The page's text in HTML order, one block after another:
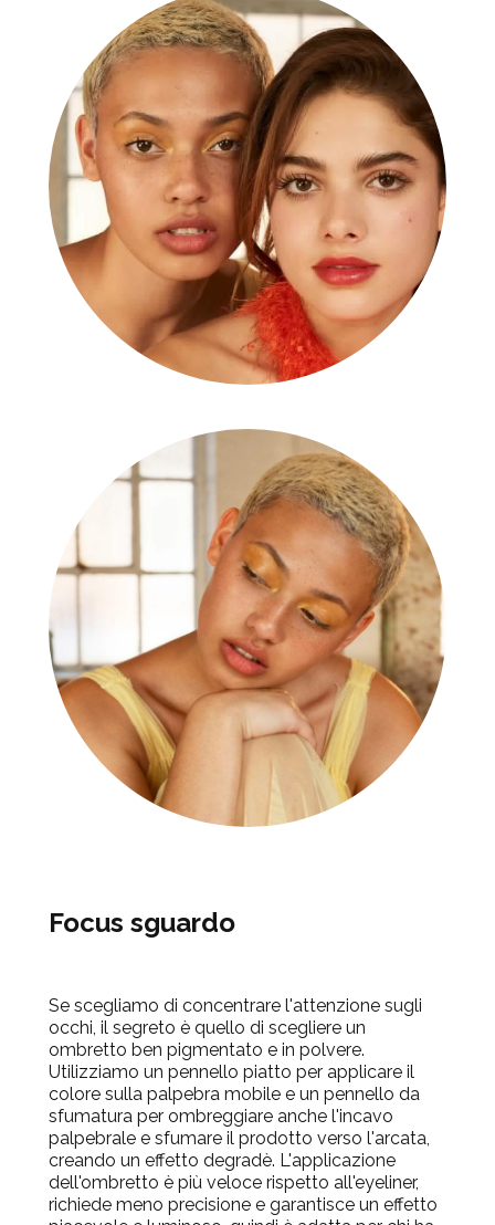
Focus sguardo
Se scegliamo di concentrare l'attenzione sugli
occhi, il segreto è quello di scegliere un
ombretto ben pigmentato e in polvere.
Utilizziamo un pennello piatto per applicare il
colore sulla palpebra mobile e un pennello da
sfumatura per ombreggiare anche l'incavo
palpebrale e sfumare il prodotto verso l'arcata,
creando un effetto degradè. L'applicazione
dell'ombretto è più veloce rispetto all'eyeliner,
richiede meno precisione e garantisce un effetto